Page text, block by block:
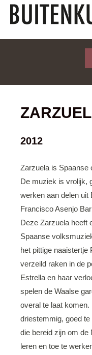
2012
Zarzuela is Spaanse
De muziek is vrolijk,
werken aan delen uit
Francisco Asenjo
Deze Zarzuela heeft
Spaanse
het pittige naaistertje
verzeild raken in de
Estrella en haar
spelen de Waalse
overal te laat
driestemmig, goed
die bereid zijn om de
leren en toe te